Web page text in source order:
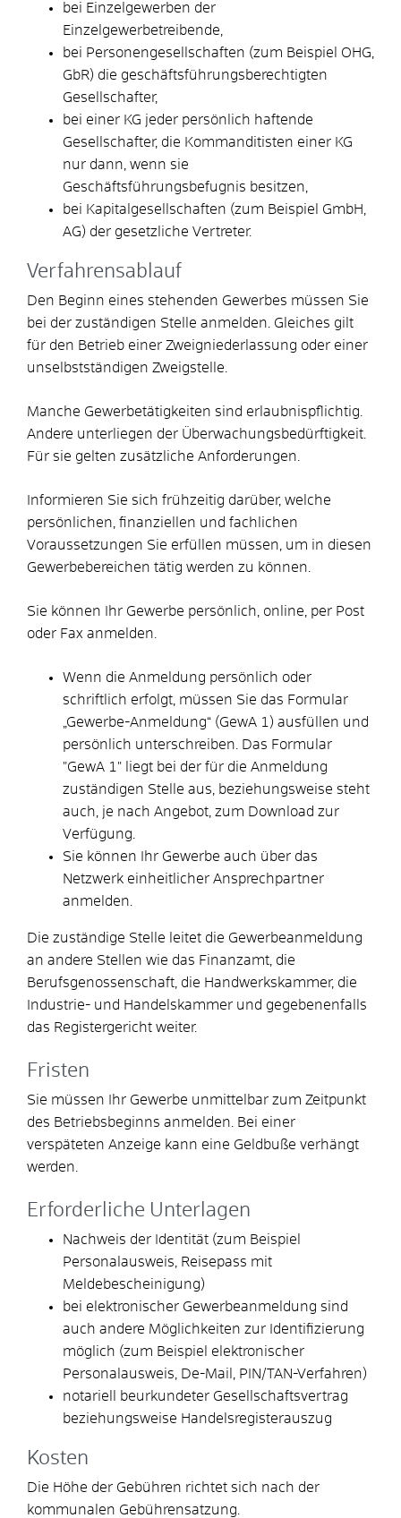
bei Einzelgewerben der
Einzelgewerbetreibende,
bei Personengesellschaften (zum Beispiel OHG,
GbR) die geschäftsführungsberechtigten
Gesellschafter,
bei einer KG jeder persönlich haftende
Gesellschafter, die Kommanditisten einer KG
nur dann, wenn sie
Geschäftsführungsbefugnis besitzen,
bei Kapitalgesellschaften (zum Beispiel GmbH,
AG) der gesetzliche Vertreter.
Verfahrensablauf
Den Beginn eines stehenden Gewerbes müssen Sie
bei der zuständigen Stelle anmelden. Gleiches gilt
für den Betrieb einer Zweigniederlassung oder einer
unselbstständigen Zweigstelle.
Manche Gewerbetätigkeiten sind erlaubnispflichtig.
Andere unterliegen der Überwachungsbedürftigkeit.
Für sie gelten zusätzliche Anforderungen.
Informieren Sie sich frühzeitig darüber, welche
persönlichen, finanziellen und fachlichen
Voraussetzungen Sie erfüllen müssen, um in diesen
Gewerbebereichen tätig werden zu können.
Sie können Ihr Gewerbe persönlich, online, per Post
oder Fax anmelden.
Wenn die Anmeldung persönlich oder
schriftlich erfolgt, müssen Sie das Formular
„Gewerbe-Anmeldung“ (GewA 1) ausfüllen und
persönlich unterschreiben. Das Formular
"GewA 1" liegt bei der für die Anmeldung
zuständigen Stelle aus, beziehungsweise steht
auch, je nach Angebot, zum Download zur
Verfügung.
Sie können Ihr Gewerbe auch über das
Netzwerk einheitlicher Ansprechpartner
anmelden.
Die zuständige Stelle leitet die Gewerbeanmeldung
an andere Stellen wie das Finanzamt, die
Berufsgenossenschaft, die Handwerkskammer, die
Industrie- und Handelskammer und gegebenenfalls
das Registergericht weiter.
Fristen
Sie müssen Ihr Gewerbe unmittelbar zum Zeitpunkt
des Betriebsbeginns anmelden. Bei einer
verspäteten Anzeige kann eine Geldbuße verhängt
werden.
Erforderliche Unterlagen
Nachweis der Identität (zum Beispiel
Personalausweis, Reisepass mit
Meldebescheinigung)
bei elektronischer Gewerbeanmeldung sind
auch andere Möglichkeiten zur Identifizierung
möglich (zum Beispiel elektronischer
Personalausweis, De-Mail, PIN/TAN-Verfahren)
notariell beurkundeter Gesellschaftsvertrag
beziehungsweise Handelsregisterauszug
Kosten
Die Höhe der Gebühren richtet sich nach der
kommunalen Gebührensatzung.